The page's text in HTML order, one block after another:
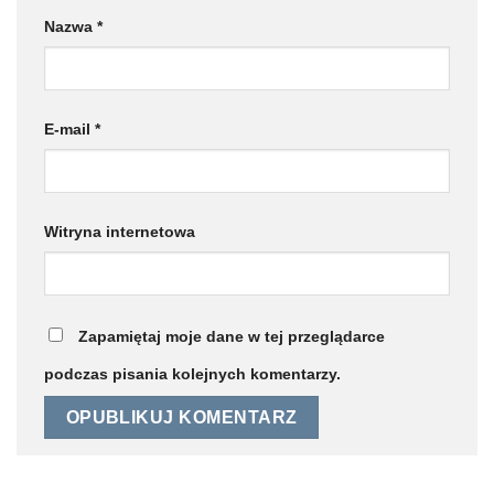
Nazwa *
E-mail *
Witryna internetowa
Zapamiętaj moje dane w tej przeglądarce
podczas pisania kolejnych komentarzy.